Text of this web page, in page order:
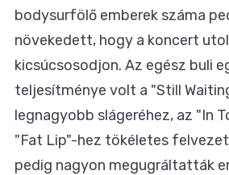
bodysurfölő emberek száma
növekedett, hogy a koncert
kicsúcsosodjon. Az egész buli
teljesítménye volt a "Still
legnagyobb slágeréhez, az "In
"Fat Lip"-hez tökéletes
pedig nagyon megugráltatták